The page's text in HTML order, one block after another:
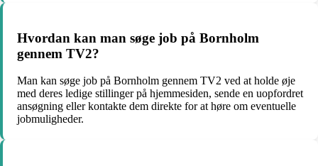
Hvordan kan man søge job på Bornholm
gennem TV2?
Man kan søge job på Bornholm gennem TV2 ved at holde øje
med deres ledige stillinger på hjemmesiden, sende en uopfordret
ansøgning eller kontakte dem direkte for at høre om eventuelle
jobmuligheder.